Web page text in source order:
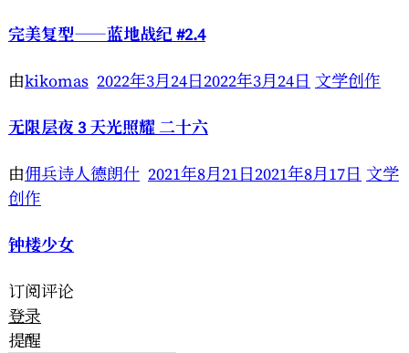
完美复型——蓝地战纪 #2.4
由kikomas 2022年3月24日2022年3月24日 文学创作
无限层夜 3 天光照耀 二十六
由佣兵诗人德朗什 2021年8月21日2021年8月17日 文学
创作
钟楼少女
订阅评论
登录
提醒